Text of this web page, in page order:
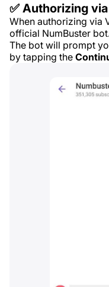
✅ Authorizing
When authorizing via
official NumBuster
The bot will prompt
by tapping the